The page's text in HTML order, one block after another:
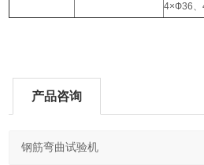
4×Ф36、
产品咨询